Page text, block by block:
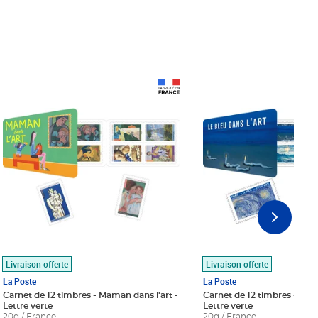
Livraison offerte
La Poste
Carnet de 12 timbres - Maman dans l'art -
Lettre verte
Livraison offerte
La Poste
Carnet de 12 timbres - Le
Lettre verte